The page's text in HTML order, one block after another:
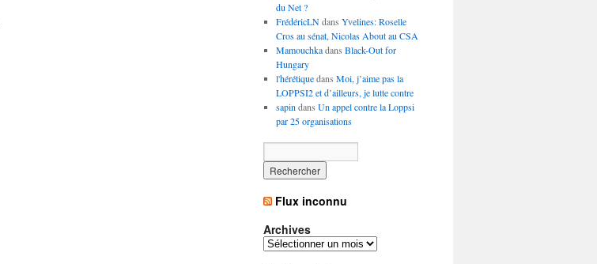
du Net ?
FrédéricLNdans Yvelines: Roselle
Cros au sénat, Nicolas About au CSA
Mamouchkadans Black-Out for
Hungary
l'hérétiquedans Moi, j’aime pas la
LOPPSI2 et d’ailleurs, je lutte contre
sapin dans Un appel contre la Loppsi
par 25 organisations
Flux inconnu
Archives
A